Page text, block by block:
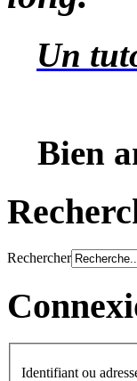
Un
Bien
Rechercher
Identifiant ou